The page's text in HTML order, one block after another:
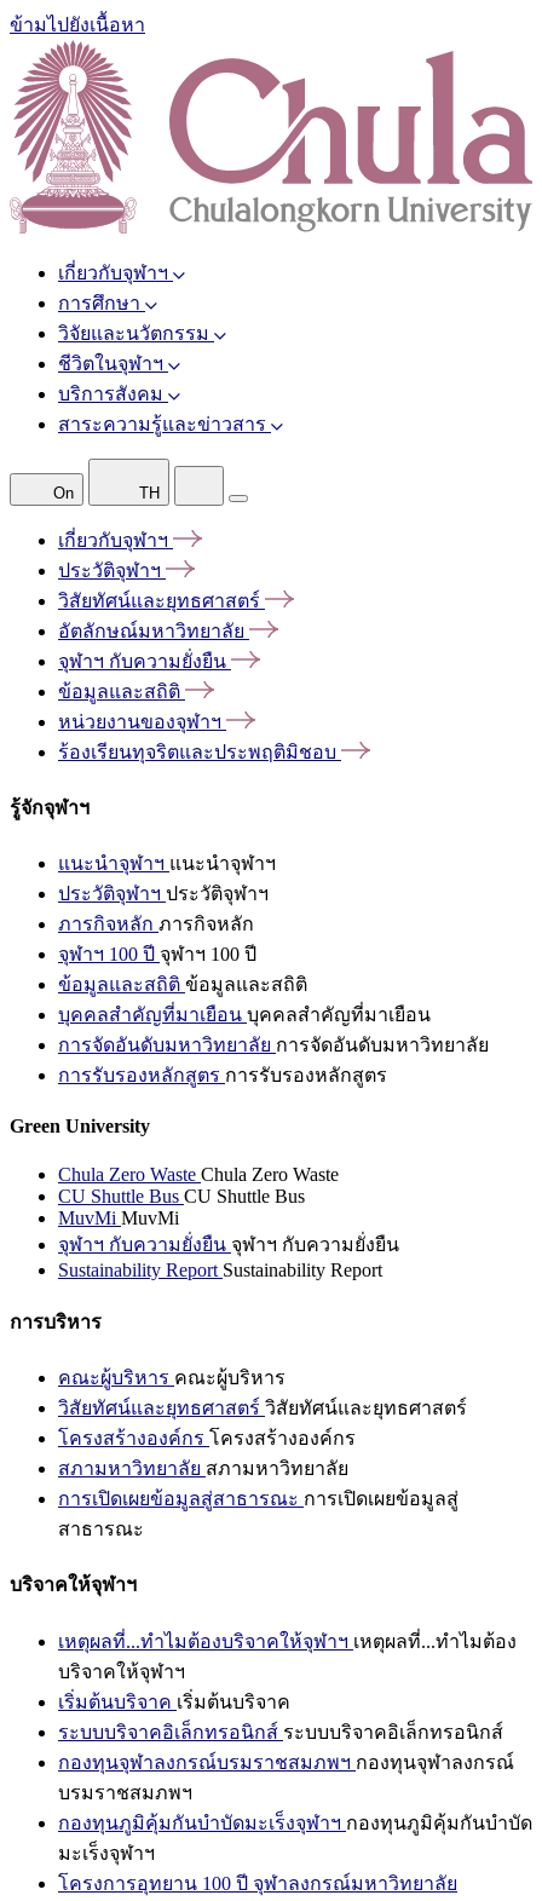
ข้ามไปยังเนื้อหา
เกี่ยวกับจุฬาฯ
การศึกษา
วิจัยและนวัตกรรม
ชีวิตในจุฬาฯ
บริการสังคม
สาระความรู้และข่าวสาร
On TH
เกี่ยวกับจุฬาฯ
ประวัติจุฬาฯ
วิสัยทัศน์และยุทธศาสตร์
อัตลักษณ์มหาวิทยาลัย
จุฬาฯ กับความยั่งยืน
ข้อมูลและสถิติ
หน่วยงานของจุฬาฯ
ร้องเรียนทุจริตและประพฤติมิชอบ
รู้จักจุฬาฯ
แนะนำจุฬาฯ แนะนำจุฬาฯ
ประวัติจุฬาฯ ประวัติจุฬาฯ
ภารกิจหลัก ภารกิจหลัก
จุฬาฯ 100 ปี จุฬาฯ 100 ปี
ข้อมูลและสถิติ ข้อมูลและสถิติ
บุคคลสำคัญที่มาเยือน บุคคลสำคัญที่มาเยือน
การจัดอันดับมหาวิทยาลัย การจัดอันดับมหาวิทยาลัย
การรับรองหลักสูตร การรับรองหลักสูตร
Green University
Chula Zero Waste Chula Zero Waste
CU Shuttle Bus CU Shuttle Bus
MuvMi MuvMi
จุฬาฯ กับความยั่งยืน จุฬาฯ กับความยั่งยืน
Sustainability Report Sustainability Report
การบริหาร
คณะผู้บริหาร คณะผู้บริหาร
วิสัยทัศน์และยุทธศาสตร์ วิสัยทัศน์และยุทธศาสตร์
โครงสร้างองค์กร โครงสร้างองค์กร
สภามหาวิทยาลัย สภามหาวิทยาลัย
การเปิดเผยข้อมูลสู่สาธารณะ การเปิดเผยข้อมูลสู่
สาธารณะ
บริจาคให้จุฬาฯ
เหตุผลที่...ทำไมต้องบริจาคให้จุฬาฯ เหตุผลที่...ทำไมต้อง
บริจาคให้จุฬาฯ
เริ่มต้นบริจาค เริ่มต้นบริจาค
ระบบบริจาคอิเล็กทรอนิกส์ ระบบบริจาคอิเล็กทรอนิกส์
กองทุนจุฬาลงกรณ์บรมราชสมภพฯ กองทุนจุฬาลงกรณ์
บรมราชสมภพฯ
กองทุนภูมิคุ้มกันบำบัดมะเร็งจุฬาฯ กองทุนภูมิคุ้มกันบำบัด
มะเร็งจุฬาฯ
โครงการอุทยาน 100 ปี จุฬาลงกรณ์มหาวิทยาลัย